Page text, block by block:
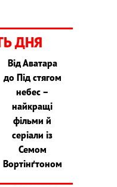
ДНЯ
Від Аватара
до Під стягом
небес –
найкращі
фільми й
серіали із
Семом
Вортінґтоном